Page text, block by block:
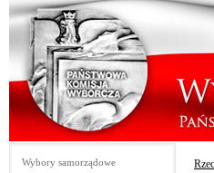
Wybory samorządowe